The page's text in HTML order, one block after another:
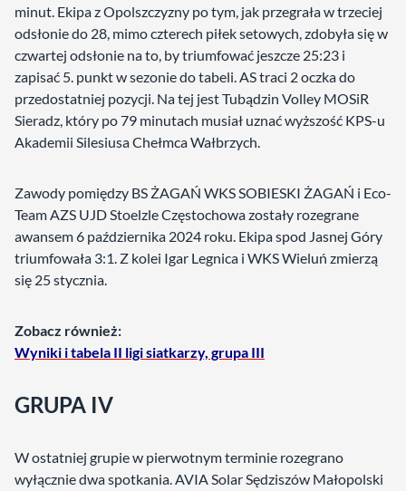
minut. Ekipa z Opolszczyzny po tym, jak przegrała w trzeciej
odsłonie do 28, mimo czterech piłek setowych, zdobyła się w
czwartej odsłonie na to, by triumfować jeszcze 25:23 i
zapisać 5. punkt w sezonie do tabeli. AS traci 2 oczka do
przedostatniej pozycji. Na tej jest Tubądzin Volley MOSiR
Sieradz, który po 79 minutach musiał uznać wyższość KPS-u
Akademii Silesiusa Chełmca Wałbrzych.
Zawody pomiędzy BS ŻAGAŃ WKS SOBIESKI ŻAGAŃ i Eco-
Team AZS UJD Stoelzle Częstochowa zostały rozegrane
awansem 6 października 2024 roku. Ekipa spod Jasnej Góry
triumfowała 3:1. Z kolei Igar Legnica i WKS Wieluń zmierzą
się 25 stycznia.
Zobacz również:
Wyniki i tabela II ligi siatkarzy, grupa III
GRUPA IV
W ostatniej grupie w pierwotnym terminie rozegrano
wyłącznie dwa spotkania. AVIA Solar Sędziszów Małopolski